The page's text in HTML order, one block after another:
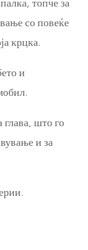
со повеќе
крцка.
и
глава, што го
и за